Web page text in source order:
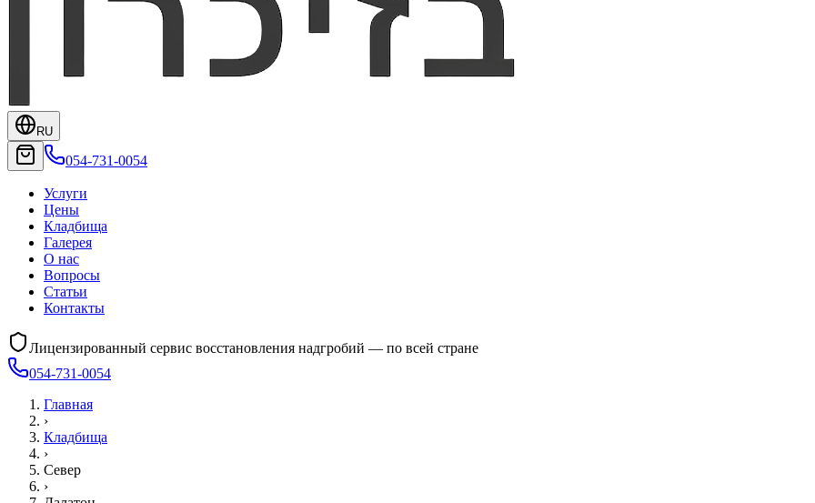
RU
054-731-0054
Услуги
Цены
Кладбища
Галерея
О нас
Вопросы
Статьи
Контакты
Лицензированный сервис восстановления надгробий — по всей стране
054-731-0054
Главная
›
Кладбища
›
Север
›